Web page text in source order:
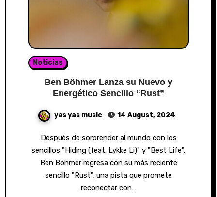
Noticias
Ben Böhmer Lanza su Nuevo y
Energético Sencillo “Rust”
yas yas music 14 August, 2024
Después de sorprender al mundo con los
sencillos "Hiding (feat. Lykke Li)" y "Best Life",
Ben Böhmer regresa con su más reciente
sencillo "Rust", una pista que promete
reconectar con…